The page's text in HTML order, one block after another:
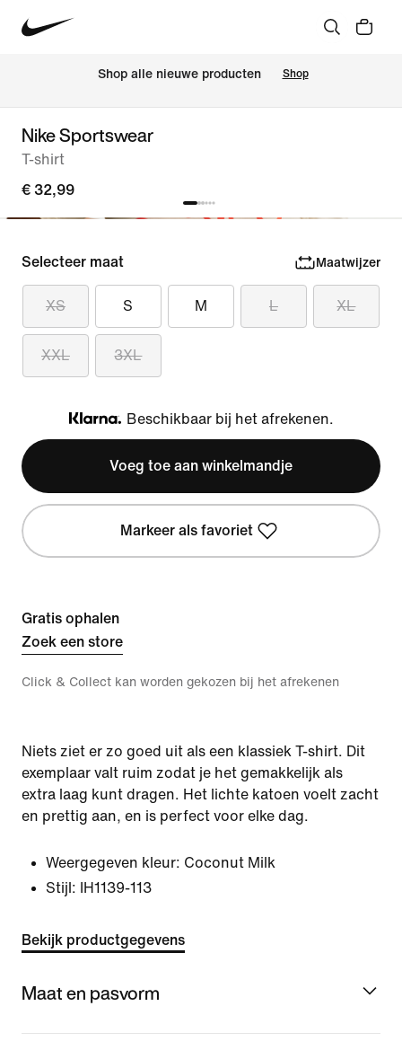
Shop alle nieuwe producten Shop
Nike Sportswear
T-shirt
€ 32,99
Selecteer maat Maatwijzer
XS S M L XL
XXL 3XL
Klarna
Beschikbaar bij het afrekenen.
Voeg toe aan winkelmandje
Markeer als favoriet
Gratis ophalen
Zoek een store
Click & Collect kan worden gekozen bij het afrekenen
Niets ziet er zo goed uit als een klassiek T-shirt. Dit
exemplaar valt ruim zodat je het gemakkelijk als
extra laag kunt dragen. Het lichte katoen voelt zacht
en prettig aan, en is perfect voor elke dag.
Weergegeven kleur: Coconut Milk
Stijl:
IH1139-113
Bekijk productgegevens
Maat en pasvorm